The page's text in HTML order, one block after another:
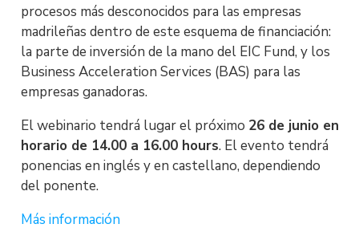
procesos más desconocidos para las empresas
madrileñas dentro de este esquema de financiación:
la parte de inversión de la mano del EIC Fund, y los
Business Acceleration Services (BAS) para las
empresas ganadoras.
El webinario tendrá lugar el próximo 26 de junio en
horario de 14.00 a 16.00 hours. El evento tendrá
ponencias en inglés y en castellano, dependiendo
del ponente.
Más información